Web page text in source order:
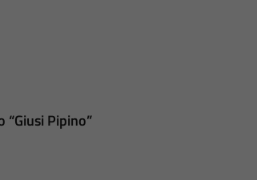
Pipino”